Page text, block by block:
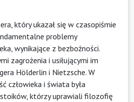
który ukazał się w czasopiśmie
problemy
wynikające z bezbożności.
zagrożenia i usiłującymi im
Hölderlin i Nietzsche. W
człowieka i świata była
którzy uprawiali filozofię